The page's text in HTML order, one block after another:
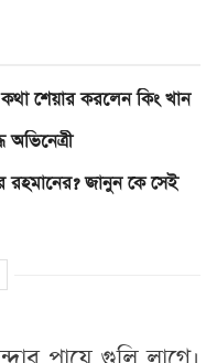
শেয়ার করলেন কিং খান
অভিনেত্রী
রহমানের? জানুন কে সেই